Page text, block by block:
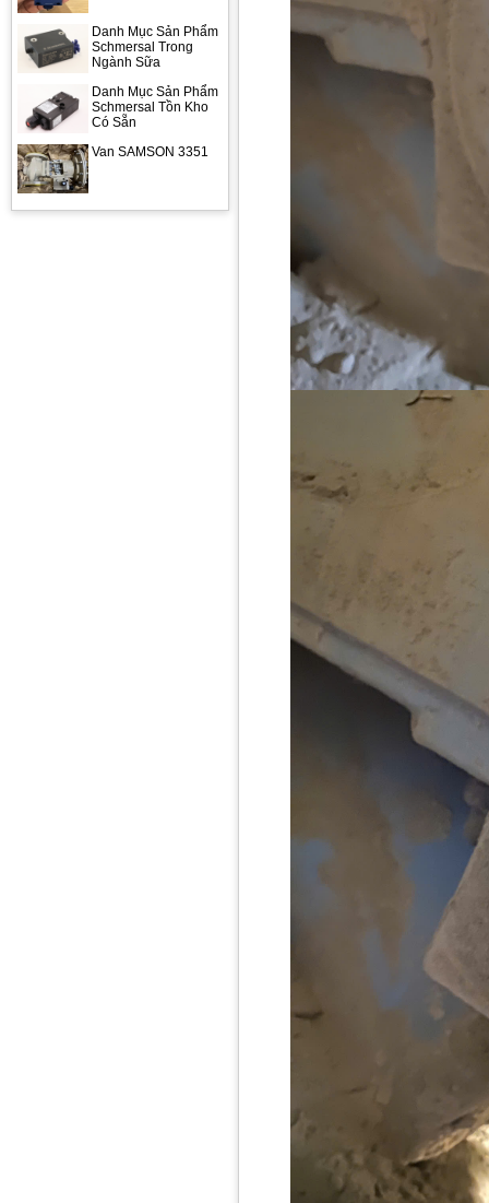
Danh Mục Sản Phẩm
Schmersal Trong
Ngành Sữa
Danh Mục Sản Phẩm
Schmersal Tồn Kho
Có Sẵn
Van SAMSON 3351